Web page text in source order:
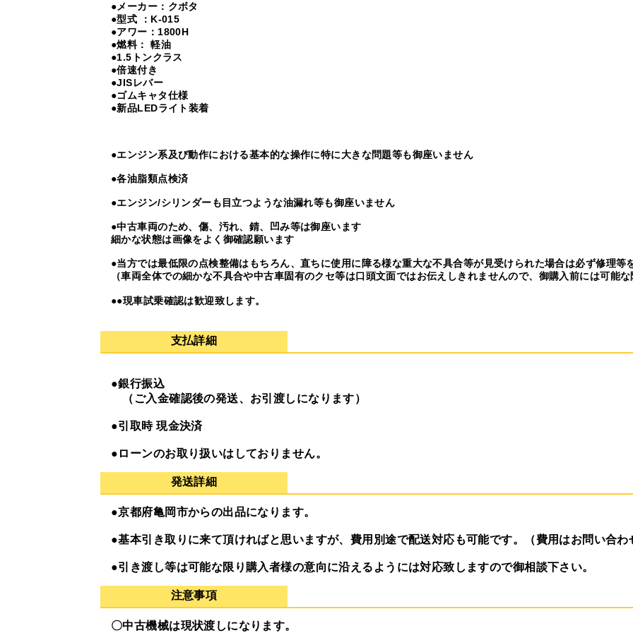
●メーカー：クボタ
●型式 ：K-015
●アワー：1800H
●燃料： 軽油
●1.5トンクラス
●倍速付き
●JISレバー
●ゴムキャタ仕様
●新品LEDライト装着
●エンジン系及び動作における基本的な操作に特に大きな問題等も御座いません
●各油脂類点検済
●エンジン/シリンダーも目立つような油漏れ等も御座いません
●中古車両のため、傷、汚れ、錆、凹み等は御座います
細かな状態は画像をよく御確認願います
●当方では最低限の点検整備はもちろん、直ちに使用に障る様な重大な不具合等が見受けられた場合は必ず修理等
（車両全体での細かな不具合や中古車固有のクセ等は口頭文面ではお伝えしきれませんので、御購入前には可能
●●現車試乗確認は歓迎致します。
支払詳細
●銀行振込
（ご入金確認後の発送、お引渡しになります）
●引取時 現金決済
●ローンのお取り扱いはしておりません。
発送詳細
●京都府亀岡市からの出品になります。
●基本引き取りに来て頂ければと思いますが、費用別途で配送対応も可能です。（費用はお問い合わ
●引き渡し等は可能な限り購入者様の意向に沿えるようには対応致しますので御相談下さい。
注意事項
〇中古機械は現状渡しになります。